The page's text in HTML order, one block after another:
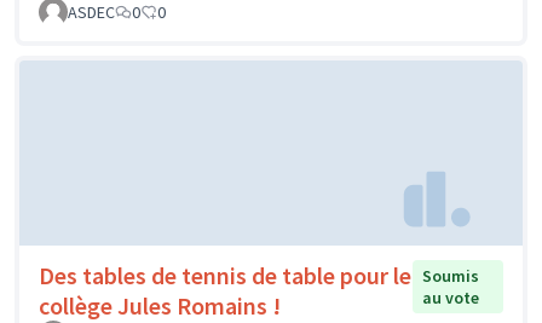
ASDEC
0 0
Des tables de tennis de table pour le
collège Jules Romains !
Soumis
au vote